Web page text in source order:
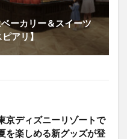
ーカリー＆スイーツ
ピアリ】
京ディズニーリゾートで
を楽しめる新グッズが登